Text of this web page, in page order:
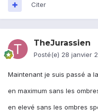
Citer
TheJurassien
Posté(e) 28 janvier
Maintenant je suis passé a la
en maximum sans les
en elevé sans les ombres